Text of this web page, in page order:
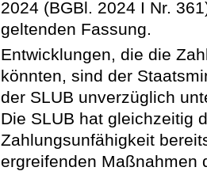
2024 (BGBl. 2024 I Nr.
geltenden Fassung.
Entwicklungen, die die
könnten, sind der
der SLUB unverzüglich
Die SLUB hat gleichzeitig
Zahlungsunfähigkeit
ergreifenden Maßnahmen